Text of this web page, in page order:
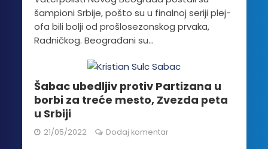
šampioni Srbije, pošto su u finalnoj seriji plej-
ofa bili bolji od prošlosezonskog prvaka,
Radničkog. Beograđani su...
Šabac ubedljiv protiv Partizana u
borbi za treće mesto, Zvezda peta
u Srbiji
21/05/2022 Dodaj komentar